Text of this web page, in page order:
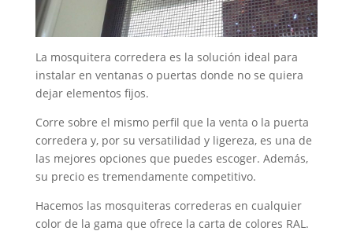
La mosquitera corredera es la solución ideal para
instalar en ventanas o puertas donde no se quiera
dejar elementos fijos.
Corre sobre el mismo perfil que la venta o la puerta
corredera y, por su versatilidad y ligereza, es una de
las mejores opciones que puedes escoger. Además,
su precio es tremendamente competitivo.
Hacemos las mosquiteras correderas en cualquier
color de la gama que ofrece la carta de colores RAL.